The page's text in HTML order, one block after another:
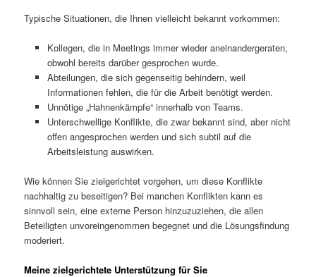
Typische Situationen, die Ihnen vielleicht bekannt vorkommen:
Kollegen, die in Meetings immer wieder aneinandergeraten,
obwohl bereits darüber gesprochen wurde.
Abteilungen, die sich gegenseitig behindern, weil
Informationen fehlen, die für die Arbeit benötigt werden.
Unnötige „Hahnenkämpfe“ innerhalb von Teams.
Unterschwellige Konflikte, die zwar bekannt sind, aber nicht
offen angesprochen werden und sich subtil auf die
Arbeitsleistung auswirken.
Wie können Sie zielgerichtet vorgehen, um diese Konflikte
nachhaltig zu beseitigen? Bei manchen Konflikten kann es
sinnvoll sein, eine externe Person hinzuzuziehen, die allen
Beteiligten unvoreingenommen begegnet und die Lösungsfindung
moderiert.
Meine zielgerichtete Unterstützung für Sie